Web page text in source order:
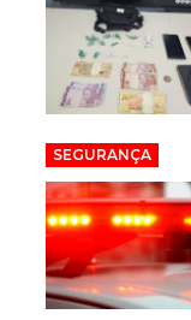
SEGURANÇA